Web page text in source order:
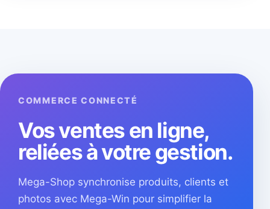
COMMERCE CONNECTÉ
Vos ventes en ligne,
reliées à votre gestion.
Mega-Shop synchronise produits, clients et
photos avec Mega-Win pour simplifier la